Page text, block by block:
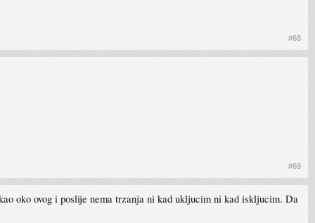
#68
#69
oko ovog i poslije nema trzanja ni kad ukljucim ni kad iskljucim. Da